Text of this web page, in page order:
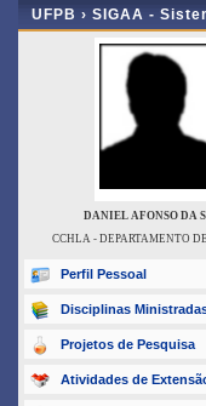
UFPB › SIGAA -
DANIEL AFONSO DA
CCHLA - DEPARTAMENTO
Perfil Pessoal
Disciplinas
Projetos de Pesquisa
Atividades de